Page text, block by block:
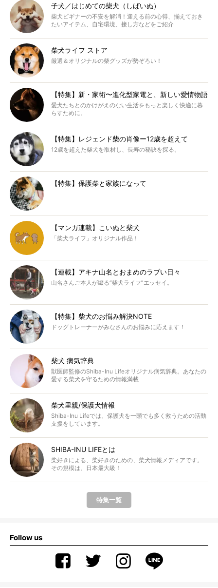
子犬／はじめての柴犬（しばいぬ）
柴犬ビギナーの不安を解消！迎える前の心得、揃えておき
たいアイテム、自宅環境、接し方などをご紹介
柴犬ライフ ストア
厳選＆オリジナルの柴グッズが勢ぞろい！
【特集】新・家術〜進化型家電と、新しい愛情物語
愛犬たちとのかけがえのない生活をもっと楽しく快適に暮
らすために。
【特集】レジェンド柴の肖像ー12歳を超えて
12歳を超えた柴犬を取材し、長寿の秘訣を探る。
【特集】保護柴と家族になって
【マンガ連載】こいぬと柴犬
「柴犬ライフ」オリジナル作品！
【連載】アキナ山名とおまめのラブい日々
山名さんご本人が綴る“柴犬ライフ”エッセイ。
【特集】柴犬のお悩み解決NOTE
ドッグトレーナーがみなさんのお悩みに応えます！
柴犬 病気辞典
獣医師監修のShiba-Inu Lifeオリジナル病気辞典。あなたの
愛する柴犬を守るための情報満載
柴犬里親/保護犬情報
Shiba-Inu Lifeでは、保護犬を一頭でも多く救うための活動
支援をしています。
SHIBA-INU LIFEとは
柴好きによる、柴好きのための、柴犬情報メディアです。
その規模は、日本最大級！
特集一覧
Follow us